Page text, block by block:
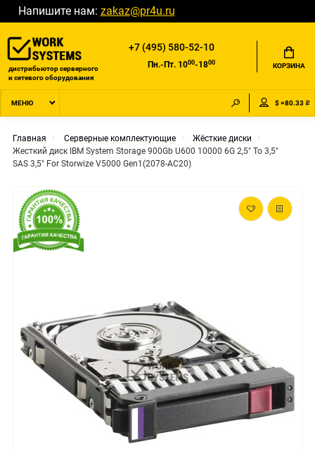
Напишите нам: zakaz@pr4u.ru
дистрибьютор серверного
и сетевого оборудования
+7 (495) 580-52-10
Пн.-Пт. 1000-1800 КОРЗИНА
МЕНЮ $ =80.33 ₽
Главная Серверные комплектующие
Жёсткие диски
Жесткий диск IBM System Storage 900Gb U600 10000 6G 2,5" To 3,5"
SAS 3,5" For Storwize V5000 Gen1(2078-AC20)